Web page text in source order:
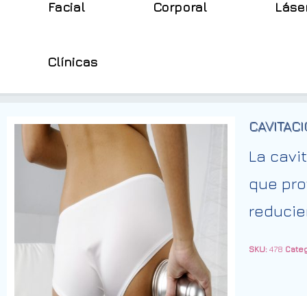
Facial Corporal
Clínicas
La
que
SKU: 478